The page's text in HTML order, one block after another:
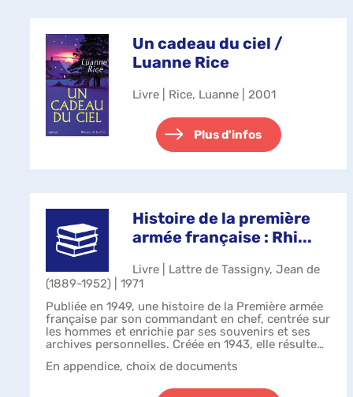
Un cadeau du ciel /
Luanne Rice
Livre | Rice, Luanne | 2001
Plus d'infos
Histoire de la première
armée française : Rhi...
Livre | Lattre de Tassigny, Jean de
(1889-1952) | 1971
Publiée en 1949, une histoire de la Première armée
française par son commandant en chef, centrée sur
les hommes et enrichie par ses souvenirs et ses
archives personnelles. Créée en 1943, elle résulte
En appendice, choix de documents